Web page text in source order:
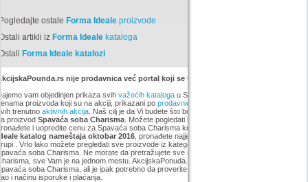
ostale Forma Idealeproizvode
artikli iz Forma Idealekataloga
Forma Ideale katalozi
nije prodavnica već portal koji se trudi da uštedi vaš novac.
vam objedinjen prikaza svih važećih katalogau Srbiji, sa popustima i sniženim
proizvoda koji su na akciji, prikazani po prodavnicama
trenutno aktivnih akcija. Naš cilj je da Vi budete što bolje informisani o popustima i ceni
proizvod Spavaća soba Charisma. Možete pogledati kompletan
i uopredite cenu za Spavaća soba Charisma koji smo mi pronašli na akciji
katalog nameštaja oktobar 2016, pronađete najjeftiniji Spavaća soba Charisma u
. Vrlo lako možete pregledati sve proizvode iz kategorije
soba Charisma. Ne morate da pretražujete sve sajtove za artikal Spavaća soba
sve Vam je na jednom mestu. AkcijskaPonuda.rs svakodnevno ažurira cene za
soba Charisma, ali je ipak potrebno da proverite cenu i dostupnost sa prodavcem,
i načinu isporuke i plaćanja.